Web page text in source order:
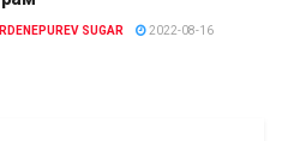
SUGAR 2022-08-16